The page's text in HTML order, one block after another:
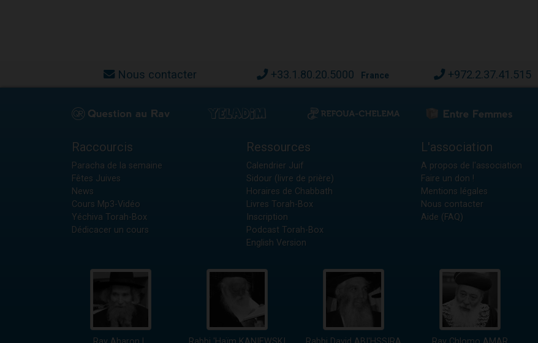
Nous contacter +33.1.80.20.5000 France +972.2.37.41.515
Raccourcis
Paracha de la semaine
Fêtes Juives
News
Cours Mp3-Vidéo
Yéchiva Torah-Box
Dédicacer un cours
Ressources
Calendrier Juif
Sidour (livre de prière)
Horaires de Chabbath
Livres Torah-Box
Inscription
Podcast Torah-Box
English Version
L'association
A propos de l'association
Faire un don !
Mentions légales
Nous contacter
Aide (FAQ)